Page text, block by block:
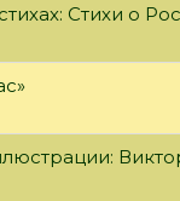
Стихи о